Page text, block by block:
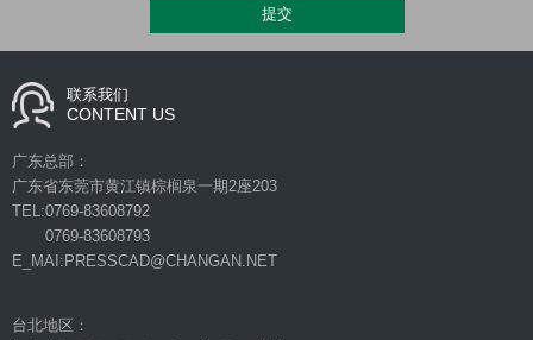
联系我们
CONTENT US
广东总部：
广东省东莞市黄江镇棕榈泉一期2座203
TEL:0769-83608792
0769-83608793
E_MAI:PRESSCAD@CHANGAN.NET
台北地区：